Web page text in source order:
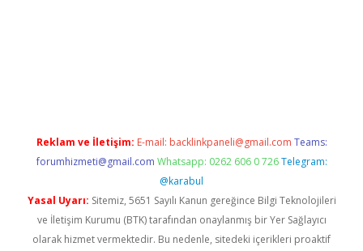
Reklam ve İletişim: E-mail: backlinkpaneli@gmail.com Teams:
forumhizmeti@gmail.com Whatsapp: 0262 606 0 726 Telegram:
@karabul
Yasal Uyarı: Sitemiz, 5651 Sayılı Kanun gereğince Bilgi Teknolojileri
ve İletişim Kurumu (BTK) tarafından onaylanmış bir Yer Sağlayıcı
olarak hizmet vermektedir. Bu nedenle, sitedeki içerikleri proaktif